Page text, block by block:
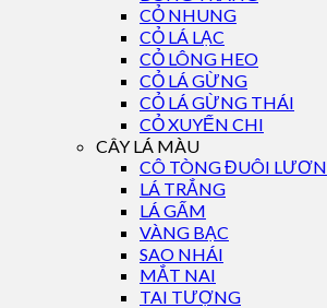
CỎ NHUNG
CỎ LÁ LẠC
CỎ LÔNG HEO
CỎ LÁ GỪNG
CỎ LÁ GỪNG THÁI
CỎ XUYẾN CHI
CÂY LÁ MÀU
CÔ TÒNG ĐUÔI LƯƠN
LÁ TRẮNG
LÁ GẤM
VÀNG BẠC
SAO NHÁI
MẮT NAI
TAI TƯỢNG